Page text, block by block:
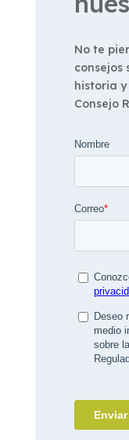
No te
consejos
historia
Consejo